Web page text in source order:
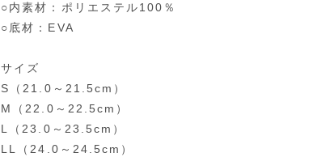
○内素材：ポリエステル100％
○底材：EVA
サイズ
S（21.0～21.5cm）
M（22.0～22.5cm）
L（23.0～23.5cm）
LL（24.0～24.5cm）